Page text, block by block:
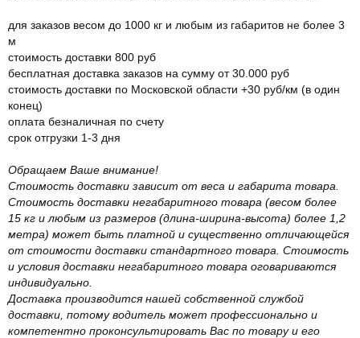
для заказов весом до 1000 кг и любым из габаритов не более 3
м
стоимость доставки 800 руб
бесплатная доставка заказов на сумму от 30.000 руб
стоимость доставки по Московской области +30 руб/км (в один
конец)
оплата безналичная по счету
срок отгрузки 1-3 дня
Обращаем Ваше внимание!
Стоимость доставки зависит от веса и габарита товара.
Стоимость доставки негабаритного товара (весом более
15 кг и любым из размеров (длина-ширина-высота) более 1,2
метра) может быть платной и существенно отличающейся
от стоимости доставки стандартного товара. Стоимость
и условия доставки негабаритного товара оговариваются
индивидуально.
Доставка производится нашей собственной службой
доставки, потому водитель может профессионально и
компетентно проконсультировать Вас по товару и его